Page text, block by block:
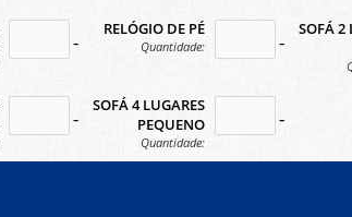
no-icon
RELÓGIO DE PÉ
Quantidade: no-
SOFÁ 2
no-icon
SOFÁ 4 LUGARES
PEQUENO
Quantidade: